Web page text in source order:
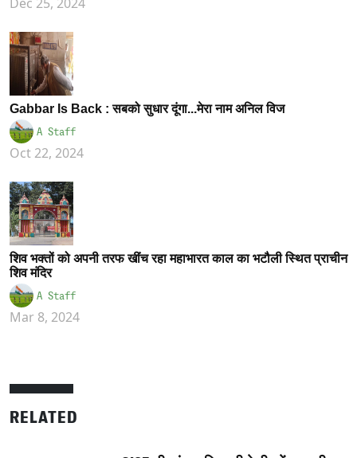
Gabbar Is Back : सबको सुधार दूंगा...मेरा नाम अनिल विज
A Staff
Oct 22, 2024
शिव भक्तों को अपनी तरफ खींच रहा महाभारत काल का भटौली स्थित प्राचीन
शिव मंदिर
A Staff
Mar 8, 2024
RELATED